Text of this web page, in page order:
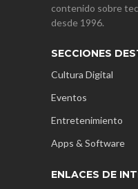
contenido sobre
desde 1996.
SECCIONES
Cultura Digital
Eventos
Entretenimiento
Apps & Software
ENLACES DE